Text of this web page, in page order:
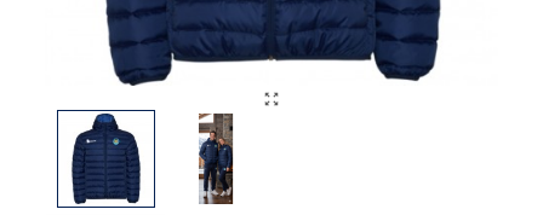
